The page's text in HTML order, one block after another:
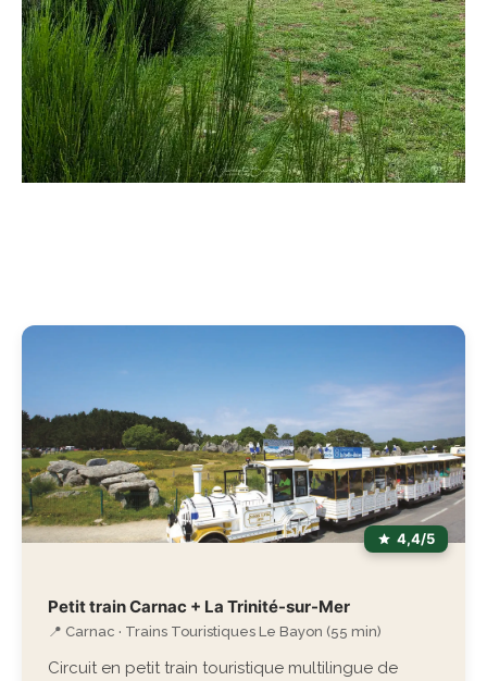
4,4/5
Petit train Carnac + La Trinité-sur-Mer
📍 Carnac · Trains Touristiques Le Bayon (55 min)
Circuit en petit train touristique multilingue de